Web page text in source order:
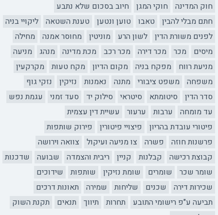
חוק המדינה
חוקי המגן
חיוב בסכום שלא נתבע
חתם מבלי להבין
טאבו טוען ונטען טענת השטאה
ליקויי בניה
לפנים משורת הדין
לשון הרע מוניטין מחוסר אמנה
מחילה
מיסים
מכר מכר דירה מכר רכב מכת מדינה מנהג
מניעה
מניעת רווח
מפקח בניה מקום הדיון מקח טעות
מקרקעין
משפחה
משפט ציבורי מתנה נאמנות נזיקין
נזקי גוף
סדר הדין
סיטומתא סיטראי סילוק יד סעד זמני
עגמת נפש
עד מומחה
ערבות ערעור
עשיית דין עצמית
פיטורי עובדת בהריון
פיצויי פיטורין
פירוק שותפות
פרשנות חוזה
פשרה צו מניעה ועיקול
צוואה וירושה
קבוצת רכישה
קבלנות קניין ריבית והצמדה שבועה
שדכנות
שומר שכר
שומרים שומת נזיקין שותפות
שידוכים
שכירות דירה
שכנים שליחות שמירה
תאונות דרכים
תביעה ע"פ רישומי התובע
תחרות תיווך תנאים
תקנת השוק